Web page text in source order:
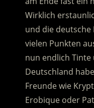
Wirklich
und die deutsche
vielen Punkten
nun endlich
Deutschland
Freunde wie
Erobique oder